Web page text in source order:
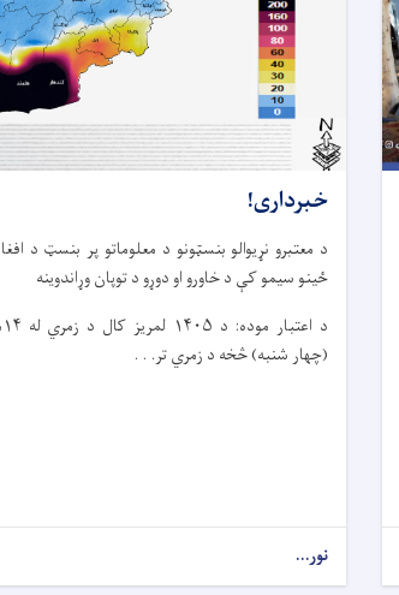
خبرداری!
د معتبرو نړیوالو بنسټونو د معلوماتو پر بنسټ د
ځینو سیمو کې د خاورو او دوړو د توپان وړاندوینه
(چهار شنبه) څخه د زمري تر. . .
نور...